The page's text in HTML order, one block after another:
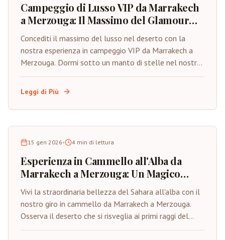
Campeggio di Lusso VIP da Marrakech
a Merzouga: Il Massimo del Glamour
nel Deserto
Concediti il massimo del lusso nel deserto con la
nostra esperienza in campeggio VIP da Marrakech a
Merzouga. Dormi sotto un manto di stelle nel nostro
esclusivo campo tendato di lusso, godendoti servizi
premium e un'assistenza personalizzata nel cuore del
Sahara.
Leggi di Più
15 gen 2026• 4 min di lettura
Esperienza in Cammello all'Alba da
Marrakech a Merzouga: Un Magico
Risveglio nel Deserto
Vivi la straordinaria bellezza del Sahara all'alba con il
nostro giro in cammello da Marrakech a Merzouga.
Osserva il deserto che si risveglia ai primi raggi del
sole sulle dorate dune di Erg Chebbi.